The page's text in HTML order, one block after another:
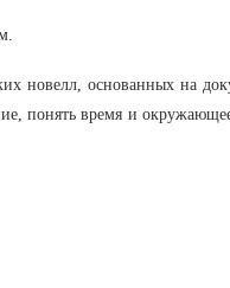
новелл, основанных на
понять время и